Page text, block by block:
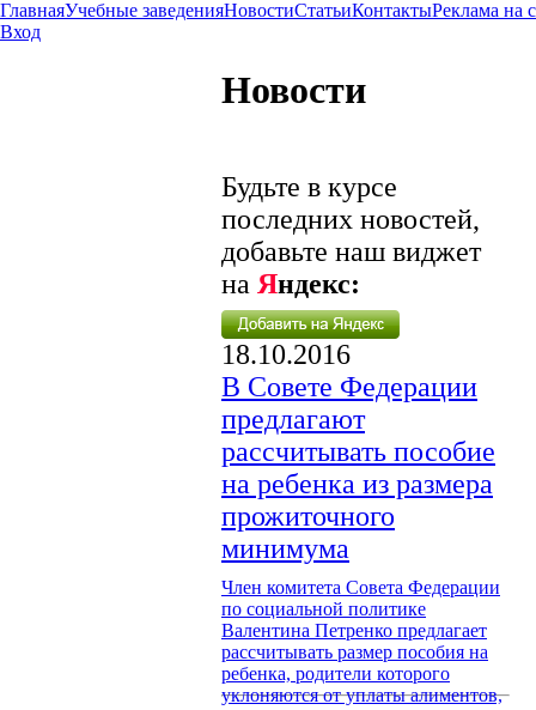
ГлавнаяУчебные заведенияНовостиСтатьиКонтактыРеклама на
Вход
Новости
Будьте в курсе
последних новостей,
добавьте наш виджет
на Яндекс:
18.10.2016
В Совете Федерации
предлагают
рассчитывать пособие
на ребенка из размера
прожиточного
минимума
Член комитета Совета Федерации
по социальной политике
Валентина Петренко предлагает
рассчитывать размер пособия на
ребенка, родители которого
уклоняются от уплаты алиментов,